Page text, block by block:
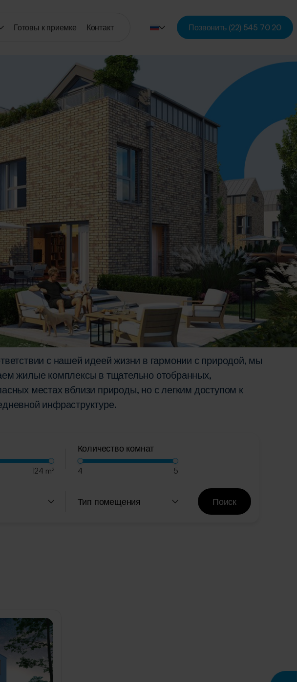
Готовы к приемке Контакт Позвонить (22) 545 70 20
с нашей идеей жизни в гармонии с природой, мы
жилые комплексы в тщательно отобранных,
местах вблизи природы, но с легким доступом к
инфраструктуре.
124 m²
Количество комнат
4 5
Тип помещения Поиск